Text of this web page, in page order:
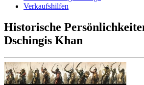
Verkaufshilfen
Historische
Dschingis Khan